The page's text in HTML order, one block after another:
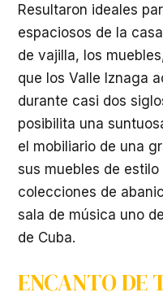
Resultaron ideales
espaciosos de la
de vajilla, los
que los Valle Iznaga
durante casi dos
posibilita una
el mobiliario de una
sus muebles de
colecciones de
sala de música uno
de Cuba.
ENCANTO DE